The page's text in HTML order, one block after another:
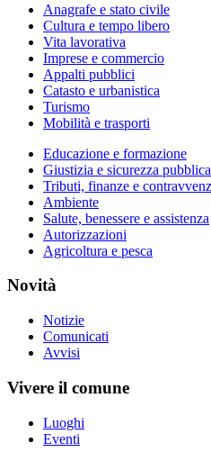
Anagrafe e stato civile
Cultura e tempo libero
Vita lavorativa
Imprese e commercio
Appalti pubblici
Catasto e urbanistica
Turismo
Mobilità e trasporti
Educazione e formazione
Giustizia e sicurezza pubblica
Tributi, finanze e
Ambiente
Salute, benessere e assistenza
Autorizzazioni
Agricoltura e pesca
Novità
Notizie
Comunicati
Avvisi
Vivere il comune
Luoghi
Eventi